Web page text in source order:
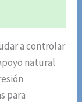
a controlar
natural
para